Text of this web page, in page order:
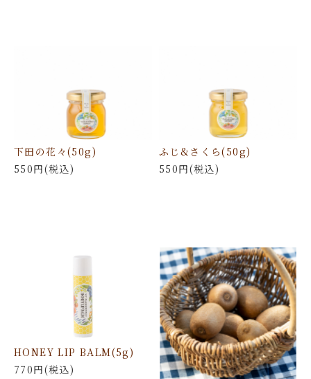
下田の花々(50g)
550円(税込)
ふじ&さくら(50g)
550円(税込)
HONEY LIP BALM(5g)
770円(税込)